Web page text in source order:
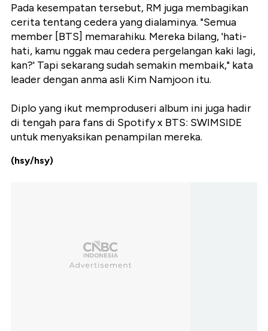
Pada kesempatan tersebut, RM juga membagikan
cerita tentang cedera yang dialaminya. "Semua
member [BTS] memarahiku. Mereka bilang, 'hati-
hati, kamu nggak mau cedera pergelangan kaki lagi,
kan?' Tapi sekarang sudah semakin membaik," kata
leader dengan anma asli Kim Namjoon itu.
Diplo yang ikut memproduseri album ini juga hadir
di tengah para fans di Spotify x BTS: SWIMSIDE
untuk menyaksikan penampilan mereka.
(hsy/hsy)